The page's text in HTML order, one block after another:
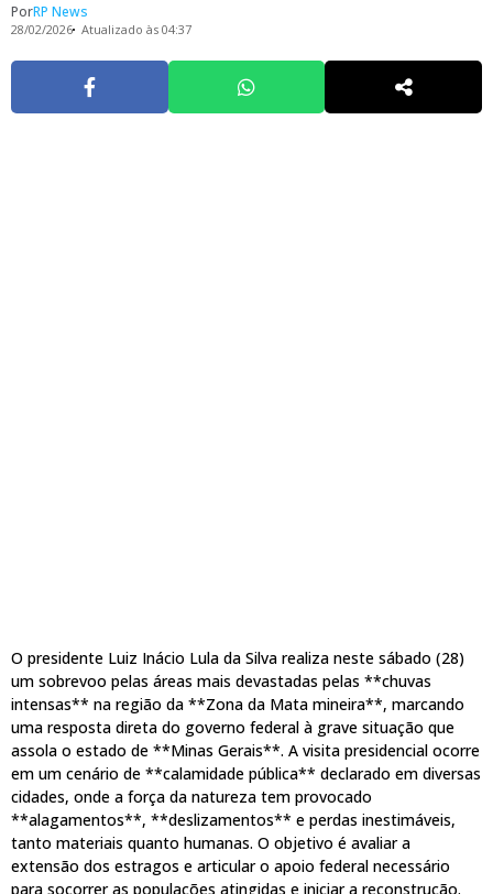
PorRP News
28/02/2026 Atualizado às 04:37
O presidente Luiz Inácio Lula da Silva realiza neste sábado (28)
um sobrevoo pelas áreas mais devastadas pelas **chuvas
intensas** na região da **Zona da Mata mineira**, marcando
uma resposta direta do governo federal à grave situação que
assola o estado de **Minas Gerais**. A visita presidencial ocorre
em um cenário de **calamidade pública** declarado em diversas
cidades, onde a força da natureza tem provocado
**alagamentos**, **deslizamentos** e perdas inestimáveis,
tanto materiais quanto humanas. O objetivo é avaliar a
extensão dos estragos e articular o apoio federal necessário
para socorrer as populações atingidas e iniciar a reconstrução.